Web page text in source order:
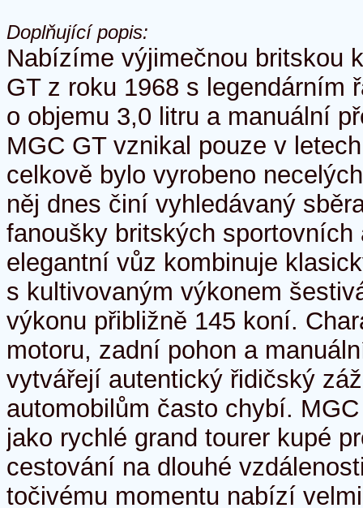
Doplňující popis:
Nabízíme výjimečnou britskou
GT z roku 1968 s legendárním
o objemu 3,0 litru a manuální
MGC GT vznikal pouze v
celkově bylo vyrobeno
něj dnes činí vyhledávaný
fanoušky britských sportovních
elegantní vůz kombinuje
s kultivovaným výkonem
výkonu přibližně 145 koní.
motoru, zadní pohon a
vytvářejí autentický řidičský
automobilům často chybí.
jako rychlé grand tourer kupé
cestování na dlouhé
točivému momentu nabízí